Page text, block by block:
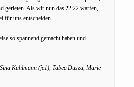
gerieten. Als wir nun das 22:22 warfen,
für uns entscheiden.
so spannend gemacht haben und
Kuhlmann (je1), Tabea Dusza, Marie